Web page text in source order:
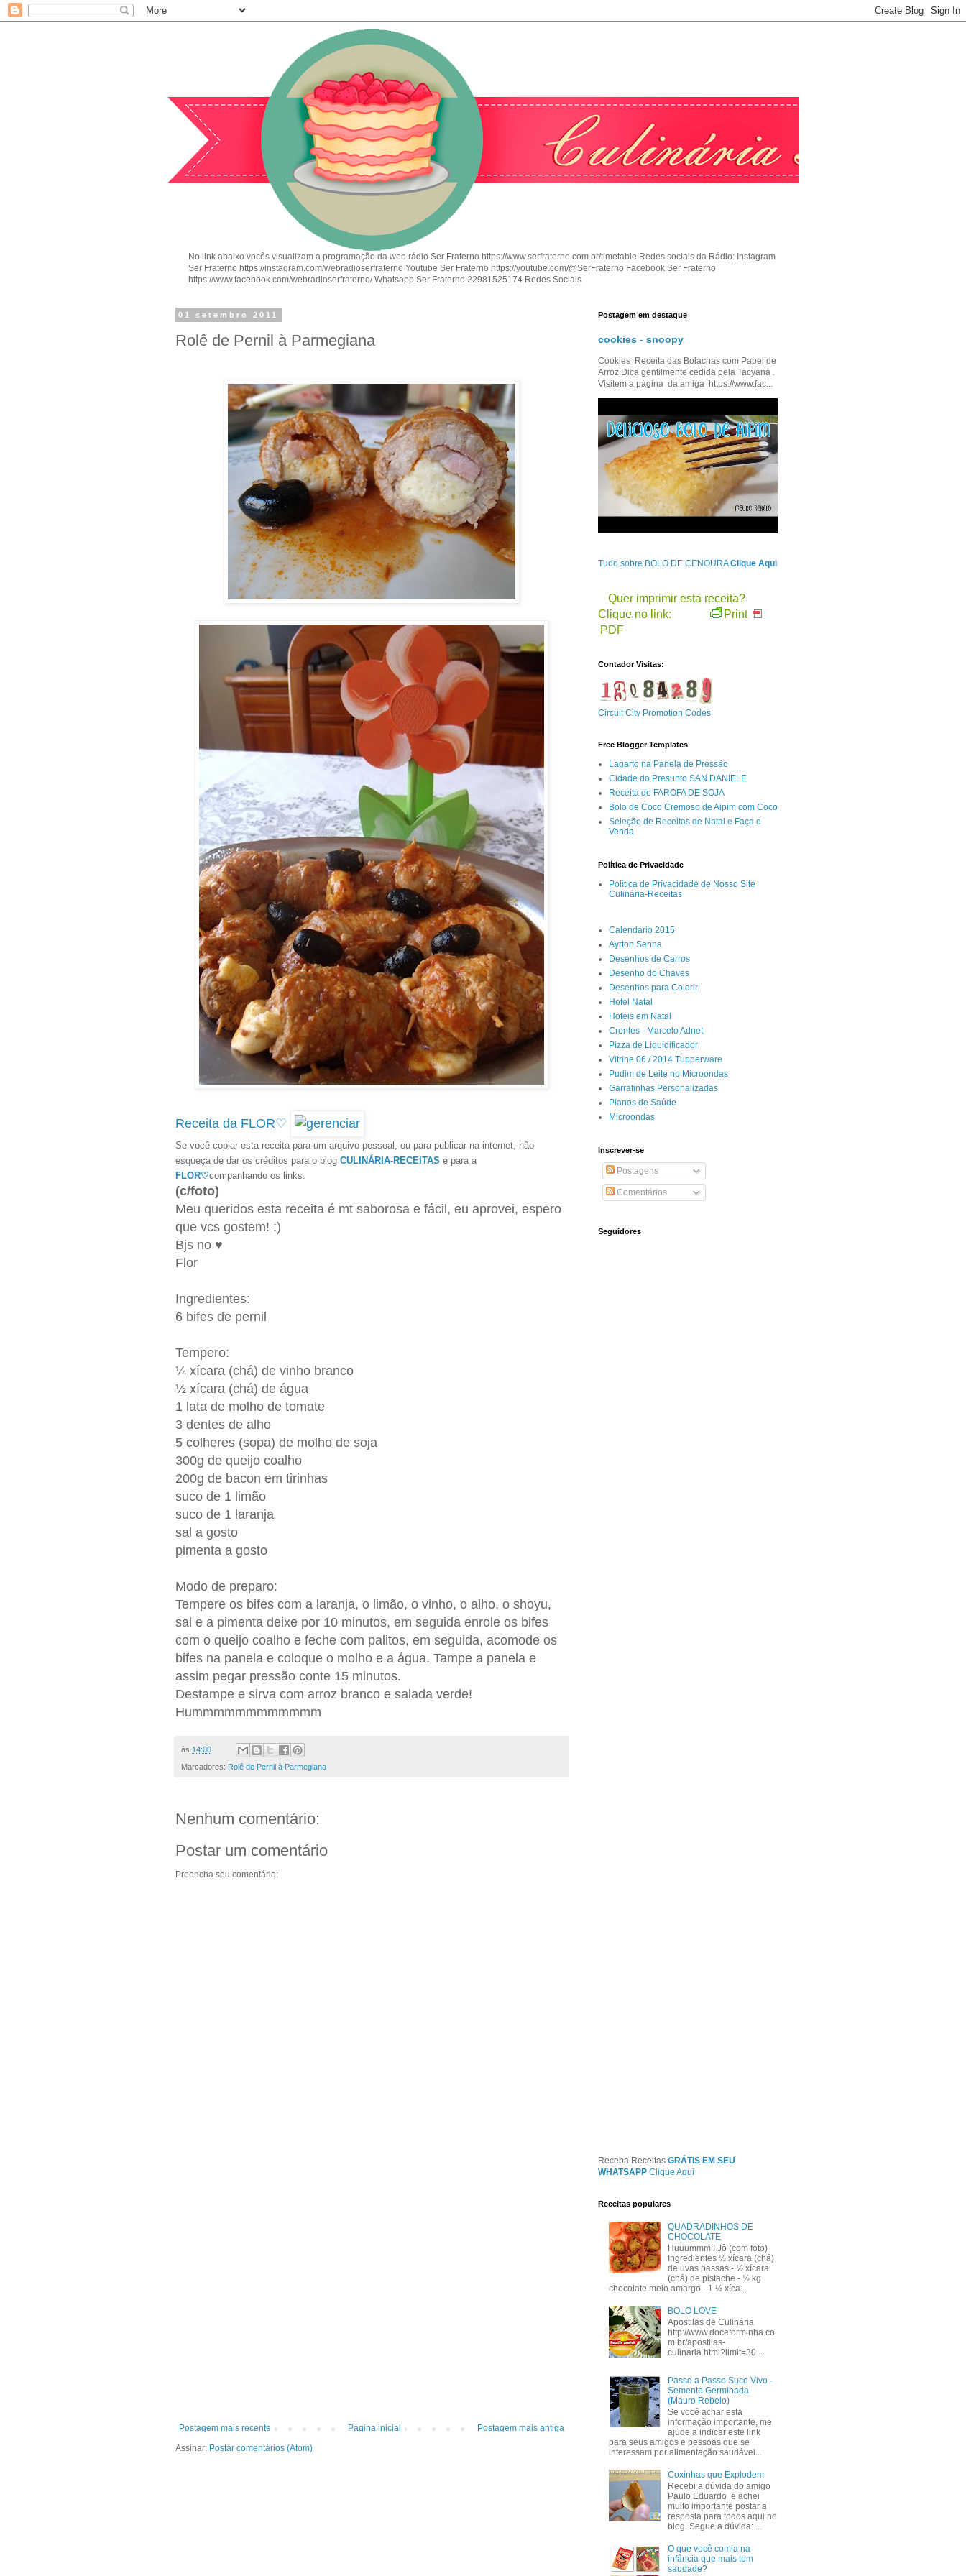
No link abaixo vocês visualizam a programação da web rádio Ser Fraterno https://www.serfraterno.com.br/timetable Redes sociais da Rádio: Instagram
Ser Fraterno https://instagram.com/webradioserfraterno Youtube Ser Fraterno https://youtube.com/@SerFraterno Facebook Ser Fraterno
https://www.facebook.com/webradioserfraterno/ Whatsapp Ser Fraterno 22981525174 Redes Sociais
01 setembro 2011
Rolê de Pernil à Parmegiana
Receita da FLOR♡
Se você copiar esta receita para um arquivo pessoal, ou para publicar na internet, não
esqueça de dar os créditos para o blog CULINÁRIA-RECEITAS e para a
FLOR♡companhando os links.
(c/foto)
Meu queridos esta receita é mt saborosa e fácil, eu aprovei, espero
que vcs gostem! :)
Bjs no ♥
Flor
Ingredientes:
6 bifes de pernil
Tempero:
¼ xícara (chá) de vinho branco
½ xícara (chá) de água
1 lata de molho de tomate
3 dentes de alho
5 colheres (sopa) de molho de soja
300g de queijo coalho
200g de bacon em tirinhas
suco de 1 limão
suco de 1 laranja
sal a gosto
pimenta a gosto
Modo de preparo:
Tempere os bifes com a laranja, o limão, o vinho, o alho, o shoyu,
sal e a pimenta deixe por 10 minutos, em seguida enrole os bifes
com o queijo coalho e feche com palitos, em seguida, acomode os
bifes na panela e coloque o molho e a água. Tampe a panela e
assim pegar pressão conte 15 minutos.
Destampe e sirva com arroz branco e salada verde!
Hummmmmmmmmmmm
às 14:00
Marcadores: Rolê de Pernil à Parmegiana
Nenhum comentário:
Postar um comentário
Preencha seu comentário:
Postagem mais recente Postagem mais antiga
Página inicial
Assinar: Postar comentários (Atom)
Postagem em destaque
cookies - snoopy
Cookies Receita das Bolachas com Papel de
Arroz Dica gentilmente cedida pela Tacyana .
Visitem a página da amiga https://www.fac...
Tudo sobre BOLO DE CENOURAClique Aqui
Quer imprimir esta receita?
Clique no link:
Print
PDF
Contador Visitas:
Circuit City Promotion Codes
Free Blogger Templates
Lagarto na Panela de Pressão
Cidade do Presunto SAN DANIELE
Receita de FAROFA DE SOJA
Bolo de Coco Cremoso de Aipim com Coco
Seleção de Receitas de Natal e Faça e
Venda
Política de Privacidade
Política de Privacidade de Nosso Site
Culinária-Receitas
Calendario 2015
Ayrton Senna
Desenhos de Carros
Desenho do Chaves
Desenhos para Colorir
Hotel Natal
Hoteis em Natal
Crentes - Marcelo Adnet
Pizza de Liquidificador
Vitrine 06 / 2014 Tupperware
Pudim de Leite no Microondas
Garrafinhas Personalizadas
Planos de Saúde
Microondas
Inscrever-se
Postagens
Comentários
Seguidores
Receba Receitas GRÁTIS EM SEU
WHATSAPP Clique Aqui
Receitas populares
QUADRADINHOS DE
CHOCOLATE
Huuummm ! Jô (com foto)
Ingredientes ½ xícara (chá)
de uvas passas - ½ xícara
(chá) de pistache - ½ kg
chocolate meio amargo - 1 ½ xíca...
BOLO LOVE
Apostilas de Culinária
http://www.doceforminha.co
m.br/apostilas-
culinaria.html?limit=30 ...
Passo a Passo Suco Vivo -
Semente Germinada
(Mauro Rebelo)
Se você achar esta
informação importante, me
ajude a indicar este link
para seus amigos e pessoas que se
interessam por alimentação saudável...
Coxinhas que Explodem
Recebi a dúvida do amigo
Paulo Eduardo e achei
muito importante postar a
resposta para todos aqui no
blog. Segue a dúvida: ...
O que você comia na
infância que mais tem
saudade?